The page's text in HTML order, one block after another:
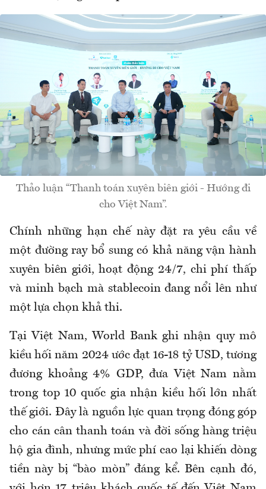
Thảo luận “Thanh toán xuyên biên giới - Hướng đi
cho Việt Nam”.
Chính những hạn chế này đặt ra yêu cầu về
một đường ray bổ sung có khả năng vận hành
xuyên biên giới, hoạt động 24/7, chi phí thấp
và minh bạch mà stablecoin đang nổi lên như
một lựa chọn khả thi.
Tại Việt Nam, World Bank ghi nhận quy mô
kiều hối năm 2024 ước đạt 16-18 tỷ USD, tương
đương khoảng 4% GDP, đưa Việt Nam nằm
trong top 10 quốc gia nhận kiều hối lớn nhất
thế giới. Đây là nguồn lực quan trọng đóng góp
cho cán cân thanh toán và đời sống hàng triệu
hộ gia đình, nhưng mức phí cao lại khiến dòng
tiền này bị “bào mòn” đáng kể. Bên cạnh đó,